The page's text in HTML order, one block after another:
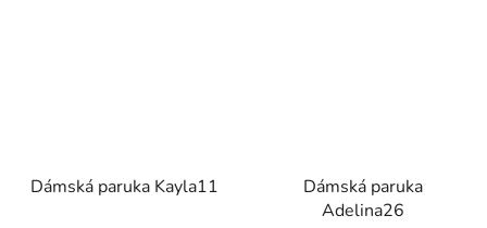
Dámská paruka Kayla11
Dámská paruka
Adelina26